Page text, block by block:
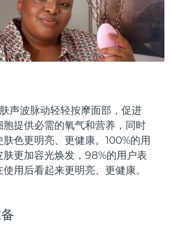
声波脉动轻轻按摩面部，促进
提供必需的氧气和营养，同时
色更明亮、更健康。100%的用
肤更加容光焕发，98%的用户表
用后看起来更明亮、更健康。
预计送达日期8/8/26
预计送达日期8/13/26
预计送达日期8/9/26
预计送达日期8/9/26
预计送达日期8/8/26